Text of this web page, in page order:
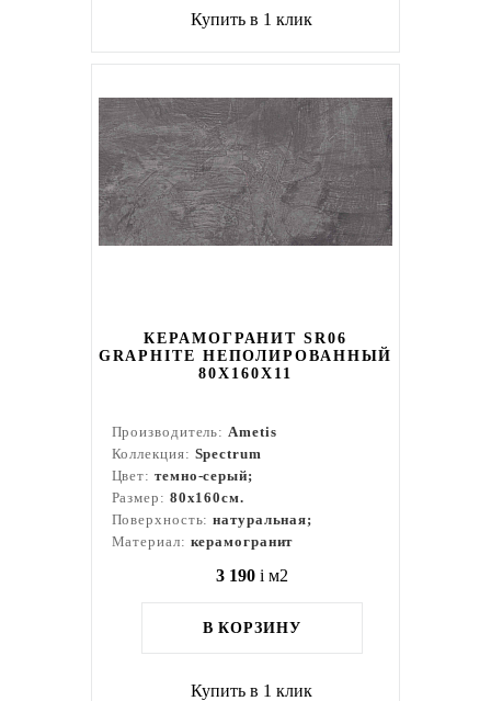
Купить в 1 клик
КЕРАМОГРАНИТ SR06
GRAPHITE НЕПОЛИРОВАННЫЙ
80X160Х11
Производитель:Ametis
Коллекция: Spectrum
Цвет: темно-серый;
Размер: 80x160см.
Поверхность:натуральная;
Материал: керамогранит
3 190 i м2
В КОРЗИНУ
Купить в 1 клик